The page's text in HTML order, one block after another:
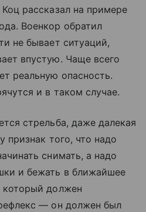
рассказал на примере
Военкор обратил
не бывает ситуаций,
впустую. Чаще всего
реальную опасность.
и в таком случае.
стрельба, даже далекая
признак того, что надо
снимать, а надо
и бежать в ближайшее
который должен
— он должен был